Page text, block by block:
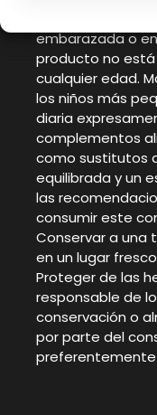
estomago
embarazada o
producto no
cualquier edad.
los niños más
diaria
complementos
como sustitutos
equilibrada y un
las
consumir este
Conservar a una
en un lugar
Proteger de las
responsable de
conservación o
por parte del
preferentemente